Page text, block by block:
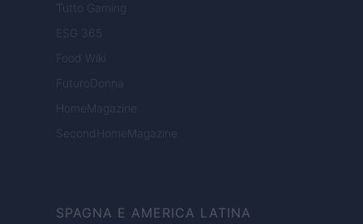
Tutto Gaming
ESG 365
Food Wiki
FuturoDonna
HomeMagazine
SecondHomeMagazine
SPAGNA E AMERICA LATINA